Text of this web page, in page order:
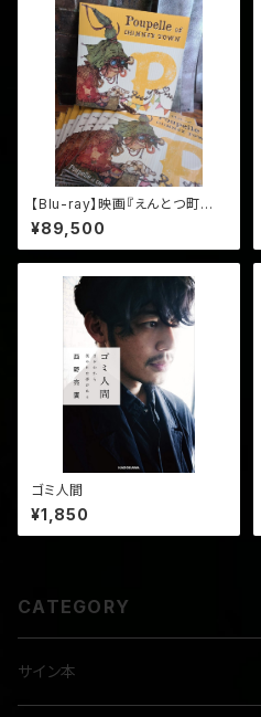
【Blu-ray】映画『えんとつ町の
プペル』×10セット
¥89,500
ゴミ人間
¥1,850
CATEGORY
サイン本